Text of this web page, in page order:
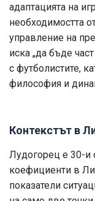
адаптацията на
необходимостта
управление на
иска „да бъде
с футболистите,
философия и
Контекстът в
Лудогорец е 30-и
коефициенти в
показатели